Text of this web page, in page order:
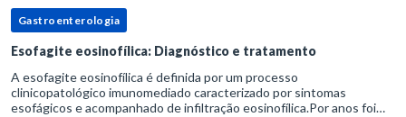
Gastroenterologia
Esofagite eosinofílica: Diagnóstico e tratamento
A esofagite eosinofílica é definida por um processo
clinicopatológico imunomediado caracterizado por sintomas
esofágicos e acompanhado de infiltração eosinofílica.Por anos foi